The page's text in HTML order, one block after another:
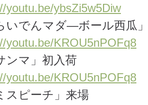
youtu.be/ybsZi5w5Diw
いでんマダ―ボール西瓜
youtu.be/KROU5nPOFq8
ンマ」初入荷
youtu.be/KROU5nPOFq8
スピーチ」来場